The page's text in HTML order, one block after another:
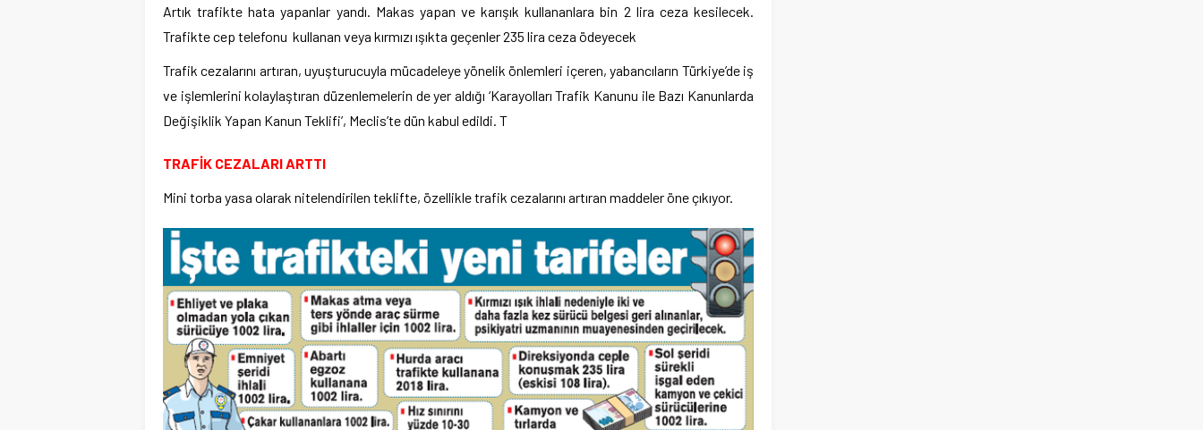
Artık trafikte hata yapanlar yandı. Makas yapan ve karışık kullananlara bin 2 lira ceza kesilecek.
Trafikte cep telefonu kullanan veya kırmızı ışıkta geçenler 235 lira ceza ödeyecek
Trafik cezalarını artıran, uyuşturucuyla mücadeleye yönelik önlemleri içeren, yabancıların Türkiye’de iş
ve işlemlerini kolaylaştıran düzenlemelerin de yer aldığı ‘Karayolları Trafik Kanunu ile Bazı Kanunlarda
Değişiklik Yapan Kanun Teklifi’, Meclis’te dün kabul edildi. T
TRAFİK CEZALARI ARTTI
Mini torba yasa olarak nitelendirilen teklifte, özellikle trafik cezalarını artıran maddeler öne çıkıyor.